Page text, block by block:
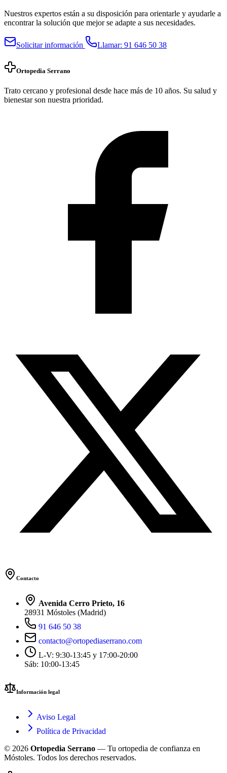
Nuestros expertos están a su disposición para orientarle y ayudarle a
encontrar la solución que mejor se adapte a sus necesidades.
Solicitar información Llamar: 91 646 50 38
Ortopedia Serrano
Trato cercano y profesional desde hace más de 10 años. Su salud y
bienestar son nuestra prioridad.
Contacto
Avenida Cerro Prieto, 16
28931 Móstoles (Madrid)
91 646 50 38
contacto@ortopediaserrano.com
L-V: 9:30-13:45 y 17:00-20:00
Sáb: 10:00-13:45
Información legal
Aviso Legal
Política de Privacidad
© 2026 Ortopedia Serrano — Tu ortopedia de confianza en
Móstoles. Todos los derechos reservados.